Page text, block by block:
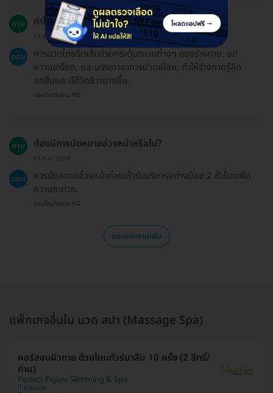
ถาม ทำไมควรเลือกนวดไทยรีดเส้นด้วยน้ำมันอุ่น?
19 ธ.ค. 2024
ตอบ
การนวดไทยรีดเส้นช่วยกระตุ้นระบบต่างๆ ของร่างกาย, ลด
ความเครียด, และบรรเทาอาการปวดเมื่อย, ทำให้ร่างกายรู้สึก
สดชื่นและมีชีวิตชีวามากขึ้น.
ตอบโดยทีมงาน HD
ถาม ต้องมีการนัดหมายล่วงหน้าหรือไม่?
05 ก.ค. 2024
ตอบ
ควรนัดหมายล่วงหน้าก่อนเข้ารับบริการอย่างน้อย 2 ชั่วโมงเพื่อ
ความสะดวก.
ตอบโดยทีมงาน HD
แสดงคำถามเพิ่ม
แพ็กเกจอื่นใน นวด สปา (Massage Spa)
คอร์สอบผิวกาย ด้วยโดมทัวร์มาลีน 10 ครั้ง (2 สิทธิ์/
ท่าน)
Perfect Figure Slimming & Spa
ห้วยขวาง